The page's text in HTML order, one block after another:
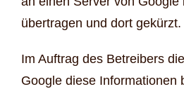
übertragen und dort gekürzt.
Im Auftrag des Betreibers
Google diese Informationen